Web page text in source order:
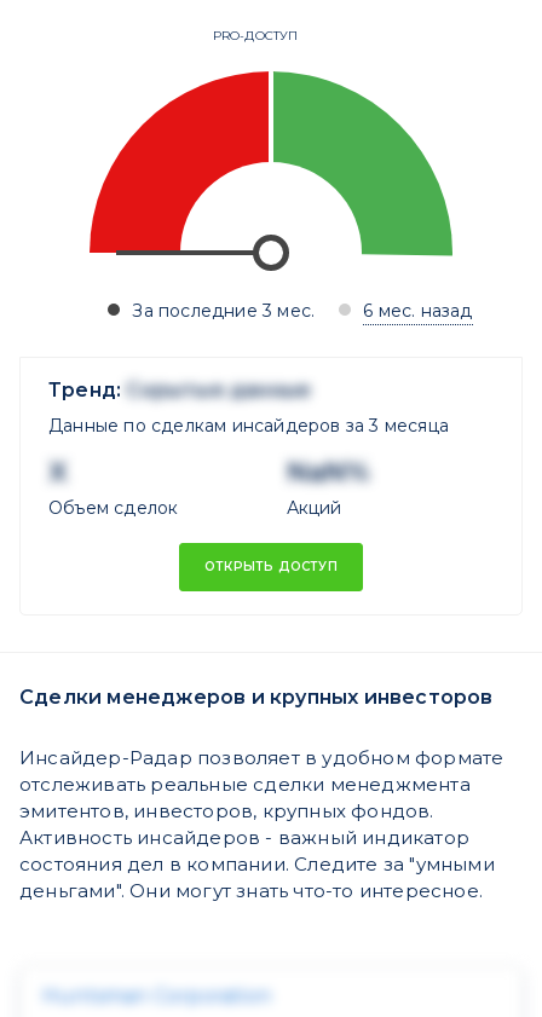
PRO-ДОСТУП
За последние 3 мес. 6 мес. назад
Тренд: Скрытые данные
Данные по сделкам инсайдеров за 3 месяца
X
Объем сделок
NaN%
Акций
ОТКРЫТЬ ДОСТУП
Сделки менеджеров и крупных инвесторов
Инсайдер-Радар позволяет в удобном формате
отслеживать реальные сделки менеджмента
эмитентов, инвесторов, крупных фондов.
Активность инсайдеров - важный индикатор
состояния дел в компании. Следите за "умными
деньгами". Они могут знать что-то интересное.
Huntsman Corporation